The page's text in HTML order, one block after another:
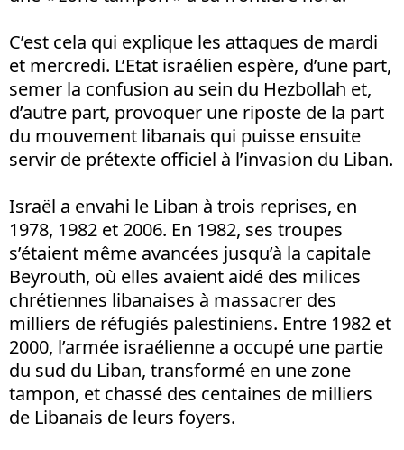
C’est cela qui explique les attaques de mardi
et mercredi. L’Etat israélien espère, d’une part,
semer la confusion au sein du Hezbollah et,
d’autre part, provoquer une riposte de la part
du mouvement libanais qui puisse ensuite
servir de prétexte officiel à l’invasion du Liban.
Israël a envahi le Liban à trois reprises, en
1978, 1982 et 2006. En 1982, ses troupes
s’étaient même avancées jusqu’à la capitale
Beyrouth, où elles avaient aidé des milices
chrétiennes libanaises à massacrer des
milliers de réfugiés palestiniens. Entre 1982 et
2000, l’armée israélienne a occupé une partie
du sud du Liban, transformé en une zone
tampon, et chassé des centaines de milliers
de Libanais de leurs foyers.